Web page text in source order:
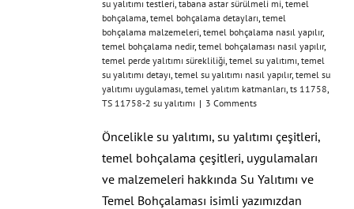
su yalıtımı testleri, tabana astar sürülmeli mi, temel
bohçalama, temel bohçalama detayları, temel
bohçalama malzemeleri, temel bohçalama nasıl yapılır,
temel bohçalama nedir, temel bohçalaması nasıl yapılır,
temel perde yalıtımı sürekliliği, temel su yalıtımı, temel
su yalıtımı detayı, temel su yalıtımı nasıl yapılır, temel su
yalıtımı uygulaması, temel yalıtım katmanları, ts 11758,
TS 11758-2 su yalıtımı | 3 Comments
Öncelikle su yalıtımı, su yalıtımı çeşitleri,
temel bohçalama çeşitleri, uygulamaları
ve malzemeleri hakkında Su Yalıtımı ve
Temel Bohçalaması isimli yazımızdan